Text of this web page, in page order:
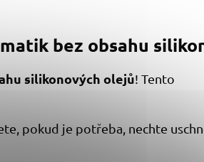
bez obsahu
silikonových olejů! Tento
pokud je potřeba, nechte